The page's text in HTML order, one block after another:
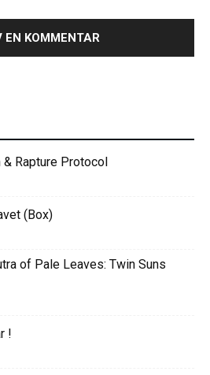
Rapture Protocol
(Box)
of Pale Leaves: Twin Suns
!